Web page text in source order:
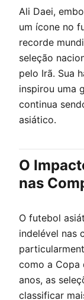
Ali Daei,
um ícone no
recorde
seleção
pelo Irã. Sua
inspirou uma
continua
asiático.
O
nas
O futebol
indelével nas
como a Copa
anos, as
classificar